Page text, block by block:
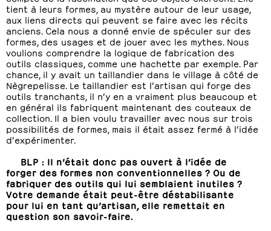
tient à leurs formes, au mystère autour de leur usage,
aux liens directs qui peuvent se faire avec les récits
anciens. Cela nous a donné envie de spéculer sur des
formes, des usages et de jouer avec les mythes. Nous
voulions comprendre la logique de fabrication des
outils classiques, comme une hachette par exemple. Par
chance, il y avait un taillandier dans le village à côté de
Nègrepelisse. Le taillandier est l’artisan qui forge des
outils tranchants, il n’y en a vraiment plus beaucoup et
en général ils fabriquent maintenant des couteaux de
collection. Il a bien voulu travailler avec nous sur trois
possibilités de formes, mais il était assez fermé à l’idée
d’expérimenter.
BLP : Il n’était donc pas ouvert à l’idée de
forger des formes non conventionnelles ? Ou de
fabriquer des outils qui lui semblaient inutiles ?
Votre demande était peut-être déstabilisante
pour lui en tant qu’artisan, elle remettait en
question son savoir-faire.